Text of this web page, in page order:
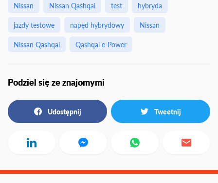
Nissan Nissan Qashqai test
hybryda
jazdy testowe
napęd hybrydowy
Nissan
Nissan Qashqai
Qashqai e-Power
Podziel się ze znajomymi
Udostępnij Tweetnij